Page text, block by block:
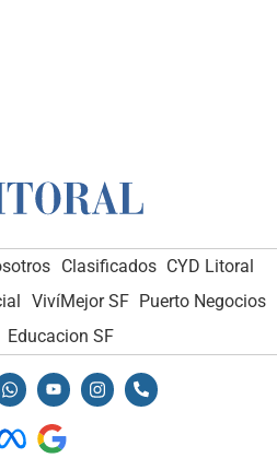
Clasificados CYD Litoral
VivíMejor SF Puerto Negocios
Educacion SF